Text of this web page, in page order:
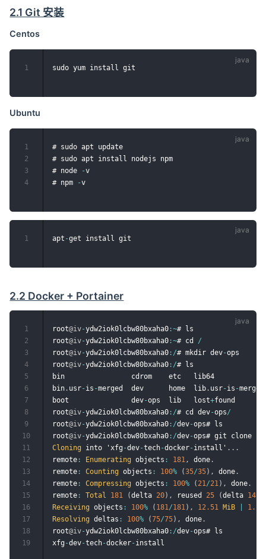
2.1 Git 安装
Centos
1
Ubuntu
# sudo apt update
# sudo apt install nodejs npm
# node
-v
# npm
-
1
2
3
4
apt -
1
2.2 Docker + Portainer
root@iv-ydw2iok0lcbw80bxaha0 :~# ls
root@iv-ydw2iok0lcbw80bxaha0 :~# cd /
root@iv-ydw2iok0lcbw80bxaha0 : /# mkdir dev-ops
root@iv-ydw2iok0lcbw80bxaha0 : /# ls
bin                cdrom    etc   lib64
bin . usr- is -merged  dev      home  lib . usr- is -
boot               dev-ops  lib   lost+found
root@iv-ydw2iok0lcbw80bxaha0 : /# cd dev-ops/
root@iv-ydw2iok0lcbw80bxaha0 : /dev-ops# ls
root@iv-ydw2iok0lcbw80bxaha0 : /dev-ops# git clone
Cloning into 'xfg -dev-tech-docker- install' . . .
remote : Enumerating objects : 181, done .
remote : Counting objects : 100% (35/35) , done .
remote : Compressing objects : 100% ( 21/21) , done .
remote : Total 181 (delta 20) , reused 25 (delta 14
Receiving objects : 100% ( 181/181) , 12.51 MiB
1.26
Resolving deltas : 100% (75/75) , done .
root@iv-ydw2iok0lcbw80bxaha0 : /dev-ops# ls
xfg -dev-tech-docker-
1
2
3
4
5
6
7
8
9
10
11
12
13
14
15
16
17
18
19